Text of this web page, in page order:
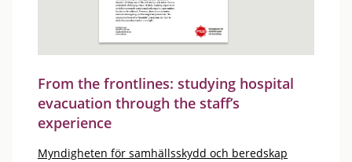
From the frontlines: studying hospital
evacuation through the staff’s
experience
Myndigheten för samhällsskydd och beredskap